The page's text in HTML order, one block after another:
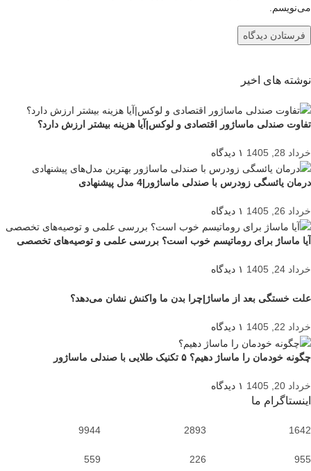
می‌نویسم.
نوشته های اخیر
تفاوت صندلی ماساژور اقتصادی و لوکس|آیا هزینه بیشتر ارزش دارد؟
خرداد 28, 1405 ۱ دیدگاه
درمان یائسگی زودرس با صندلی ماساژور|4 مدل پیشنهادی
خرداد 26, 1405 ۱ دیدگاه
آیا ماساژ برای روماتیسم خوب است؟ بررسی علمی و توصیه‌های تخصصی
خرداد 24, 1405 ۱ دیدگاه
علت خستگی بعد از ماساژ|چرا بدن ما واکنش نشان می‌دهد؟
خرداد 22, 1405 ۱ دیدگاه
چگونه خودمان را ماساژ دهیم؟ ۵ تکنیک طلایی با صندلی ماساژور
خرداد 20, 1405 ۱ دیدگاه
اینستاگرام ما
1642
955
2893
226
9944
559